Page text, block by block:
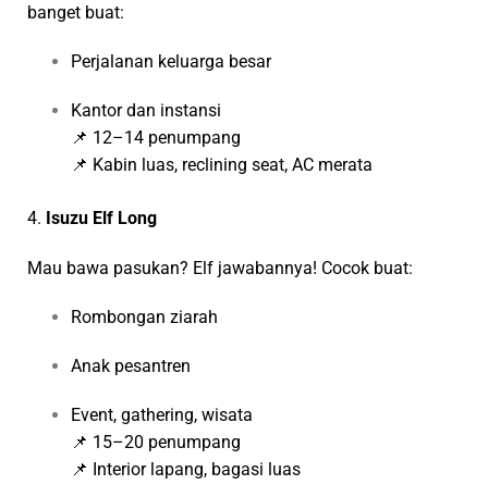
banget buat:
Perjalanan keluarga besar
Kantor dan instansi
📌 12–14 penumpang
📌 Kabin luas, reclining seat, AC merata
4. Isuzu Elf Long
Mau bawa pasukan? Elf jawabannya! Cocok buat:
Rombongan ziarah
Anak pesantren
Event, gathering, wisata
📌 15–20 penumpang
📌 Interior lapang, bagasi luas